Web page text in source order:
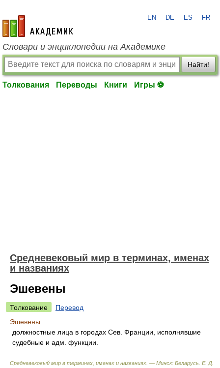
academic.ru
EN DE ES FR
Словари и энциклопедии на Академике
Найти!
Толкования Переводы Книги Игры ⚽
Средневековый мир в терминах, именах
и названиях
Эшевены
Толкование
Перевод
Эшевены
должностные лица в городах Сев. Франции, исполнявшие
судебные и адм. функции.
Средневековый мир в терминах, именах и названиях. — Минск: Беларусь Е. Д.